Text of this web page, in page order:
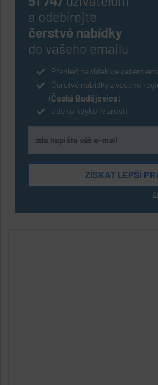
a odebírejte
čerstvé nabídky
do vašeho emailu
Přehled nabídek ve vašem
Čerstvé nabídky z vašeho
(České Budějovice)
Jde to kdykoliv zrušit